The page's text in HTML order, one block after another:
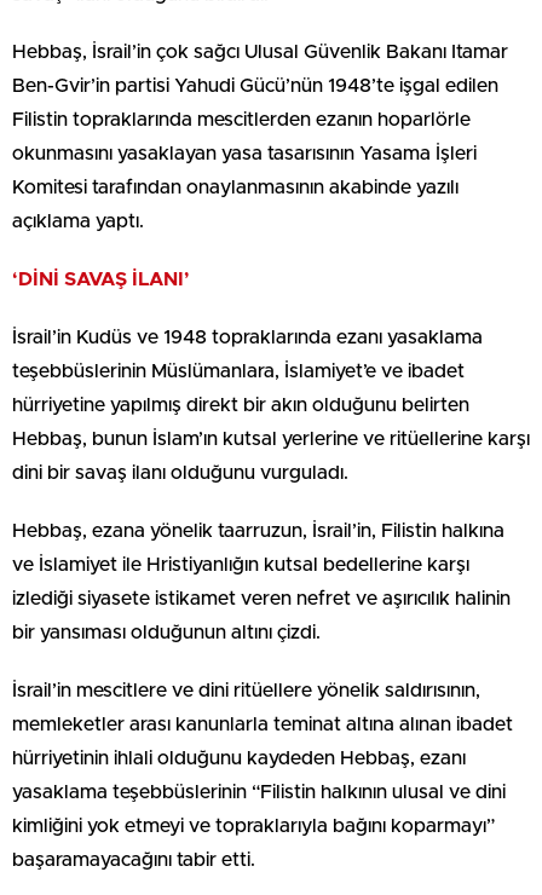
Hebbaş, İsrail’in çok sağcı Ulusal Güvenlik Bakanı Itamar
Ben-Gvir’in partisi Yahudi Gücü’nün 1948’te işgal edilen
Filistin topraklarında mescitlerden ezanın hoparlörle
okunmasını yasaklayan yasa tasarısının Yasama İşleri
Komitesi tarafından onaylanmasının akabinde yazılı
açıklama yaptı.
‘DİNİ SAVAŞ İLANI’
İsrail’in Kudüs ve 1948 topraklarında ezanı yasaklama
teşebbüslerinin Müslümanlara, İslamiyet’e ve ibadet
hürriyetine yapılmış direkt bir akın olduğunu belirten
Hebbaş, bunun İslam’ın kutsal yerlerine ve ritüellerine karşı
dini bir savaş ilanı olduğunu vurguladı.
Hebbaş, ezana yönelik taarruzun, İsrail’in, Filistin halkına
ve İslamiyet ile Hristiyanlığın kutsal bedellerine karşı
izlediği siyasete istikamet veren nefret ve aşırıcılık halinin
bir yansıması olduğunun altını çizdi.
İsrail’in mescitlere ve dini ritüellere yönelik saldırısının,
memleketler arası kanunlarla teminat altına alınan ibadet
hürriyetinin ihlali olduğunu kaydeden Hebbaş, ezanı
yasaklama teşebbüslerinin “Filistin halkının ulusal ve dini
kimliğini yok etmeyi ve topraklarıyla bağını koparmayı”
başaramayacağını tabir etti.